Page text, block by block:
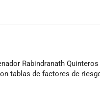
Rabindranath
tablas de factores de